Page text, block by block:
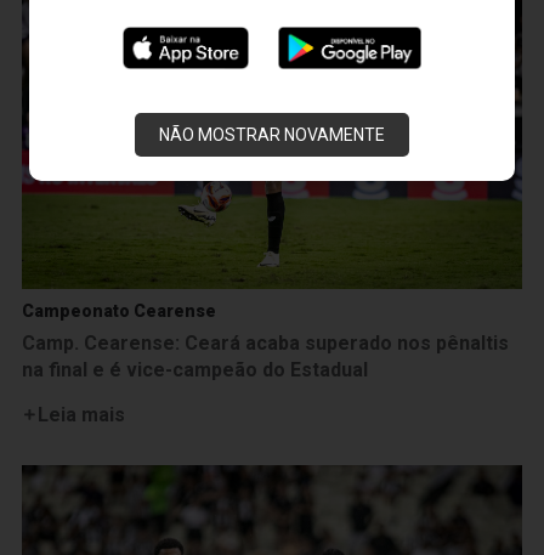
NÃO MOSTRAR NOVAMENTE
Campeonato Cearense
Camp. Cearense: Ceará acaba superado nos pênaltis
na final e é vice-campeão do Estadual
Leia mais